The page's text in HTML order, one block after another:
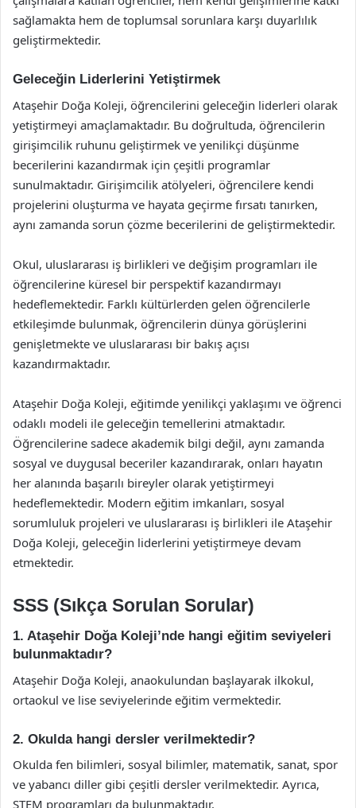
sağlamakta hem de toplumsal sorunlara karşı duyarlılık
geliştirmektedir.
Geleceğin Liderlerini Yetiştirmek
Ataşehir Doğa Koleji, öğrencilerini geleceğin liderleri olarak
yetiştirmeyi amaçlamaktadır. Bu doğrultuda, öğrencilerin
girişimcilik ruhunu geliştirmek ve yenilikçi düşünme
becerilerini kazandırmak için çeşitli programlar
sunulmaktadır. Girişimcilik atölyeleri, öğrencilere kendi
projelerini oluşturma ve hayata geçirme fırsatı tanırken,
aynı zamanda sorun çözme becerilerini de geliştirmektedir.
Okul, uluslararası iş birlikleri ve değişim programları ile
öğrencilerine küresel bir perspektif kazandırmayı
hedeflemektedir. Farklı kültürlerden gelen öğrencilerle
etkileşimde bulunmak, öğrencilerin dünya görüşlerini
genişletmekte ve uluslararası bir bakış açısı
kazandırmaktadır.
Ataşehir Doğa Koleji, eğitimde yenilikçi yaklaşımı ve öğrenci
odaklı modeli ile geleceğin temellerini atmaktadır.
Öğrencilerine sadece akademik bilgi değil, aynı zamanda
sosyal ve duygusal beceriler kazandırarak, onları hayatın
her alanında başarılı bireyler olarak yetiştirmeyi
hedeflemektedir. Modern eğitim imkanları, sosyal
sorumluluk projeleri ve uluslararası iş birlikleri ile Ataşehir
Doğa Koleji, geleceğin liderlerini yetiştirmeye devam
etmektedir.
SSS (Sıkça Sorulan Sorular)
1. Ataşehir Doğa Koleji’nde hangi eğitim seviyeleri
bulunmaktadır?
Ataşehir Doğa Koleji, anaokulundan başlayarak ilkokul,
ortaokul ve lise seviyelerinde eğitim vermektedir.
2. Okulda hangi dersler verilmektedir?
Okulda fen bilimleri, sosyal bilimler, matematik, sanat, spor
ve yabancı diller gibi çeşitli dersler verilmektedir. Ayrıca,
STEM programları da bulunmaktadır.